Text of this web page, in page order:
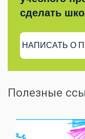
сделать
НАПИСАТЬ О
Полезные